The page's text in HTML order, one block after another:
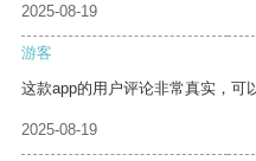
2025-08-19
游客
这款app的用户评论非常真实，可
2025-08-19